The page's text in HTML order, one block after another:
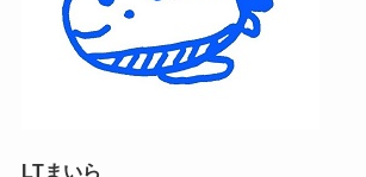
LTまいら